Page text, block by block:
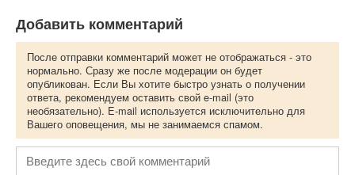
Добавить комментарий
После отправки комментарий может не отображаться - это
нормально. Сразу же после модерации он будет
опубликован. Если Вы хотите быстро узнать о получении
ответа, рекомендуем оставить свой e-mail (это
необязательно). E-mail используется исключительно для
Вашего оповещения, мы не занимаемся спамом.